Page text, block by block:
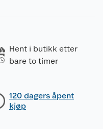
Hent i butikk etter
bare to timer
120 dagers åpent
kjøp